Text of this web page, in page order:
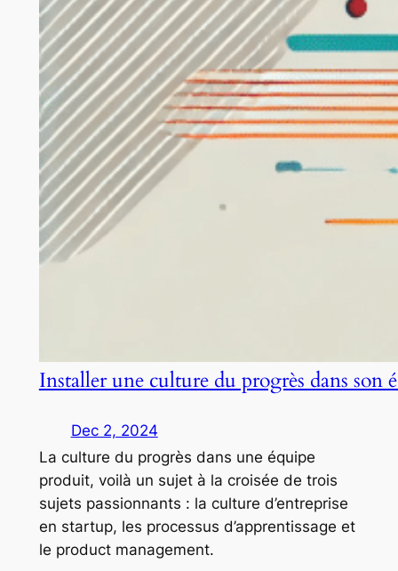
Installer une culture du progrès dans son
Dec 2, 2024
La culture du progrès dans une équipe
produit, voilà un sujet à la croisée de trois
sujets passionnants : la culture d’entreprise
en startup, les processus d’apprentissage et
le product management.